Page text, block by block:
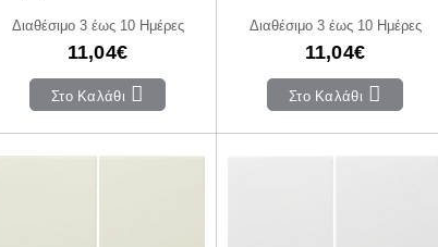
Διαθέσιμο 3 έως 10 Ημέρες
11,04€
Στο Καλάθι
Διαθέσιμο 3 έως 10 Ημέρες
11,04€
Στο Καλάθι